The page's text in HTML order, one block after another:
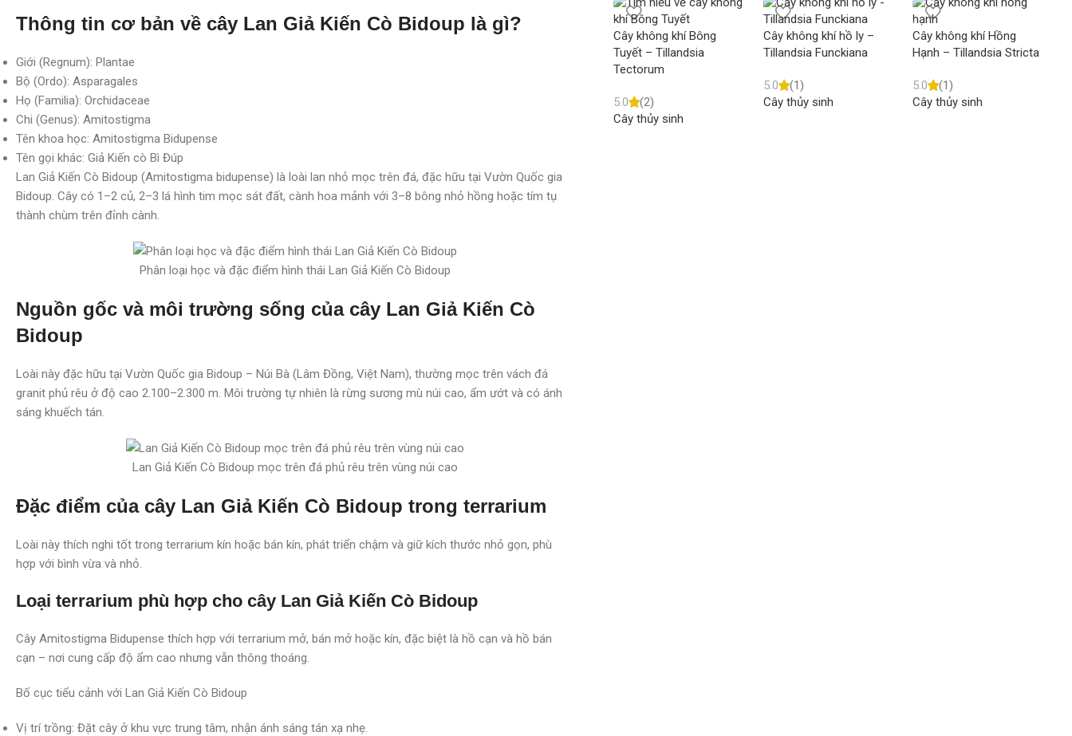
Thông tin cơ bản về cây Lan Giả Kiến Cò Bidoup là gì?
Giới (Regnum): Plantae
Bộ (Ordo): Asparagales
Họ (Familia): Orchidaceae
Chi (Genus): Amitostigma
Tên khoa học: Amitostigma Bidupense
Tên gọi khác: Giả Kiến cò Bì Đúp
Lan Giả Kiến Cò Bidoup (Amitostigma bidupense) là loài lan nhỏ mọc trên đá, đặc hữu tại Vườn Quốc gia
Bidoup. Cây có 1–2 củ, 2–3 lá hình tim mọc sát đất, cành hoa mảnh với 3–8 bông nhỏ hồng hoặc tím tụ
thành chùm trên đỉnh cành.
Phân loại học và đặc điểm hình thái Lan Giả Kiến Cò Bidoup
Nguồn gốc và môi trường sống của cây Lan Giả Kiến Cò
Bidoup
Loài này đặc hữu tại Vườn Quốc gia Bidoup – Núi Bà (Lâm Đồng, Việt Nam), thường mọc trên vách đá
granit phủ rêu ở độ cao 2.100–2.300 m. Môi trường tự nhiên là rừng sương mù núi cao, ẩm ướt và có ánh
sáng khuếch tán.
Lan Giả Kiến Cò Bidoup mọc trên đá phủ rêu trên vùng núi cao
Đặc điểm của cây Lan Giả Kiến Cò Bidoup trong terrarium
Loài này thích nghi tốt trong terrarium kín hoặc bán kín, phát triển chậm và giữ kích thước nhỏ gọn, phù
hợp với bình vừa và nhỏ.
Loại terrarium phù hợp cho cây Lan Giả Kiến Cò Bidoup
Cây Amitostigma Bidupense thích hợp với terrarium mở, bán mở hoặc kín, đặc biệt là hồ cạn và hồ bán
cạn – nơi cung cấp độ ẩm cao nhưng vẫn thông thoáng.
Bố cục tiểu cảnh với Lan Giả Kiến Cò Bidoup
Vị trí trồng: Đặt cây ở khu vực trung tâm, nhận ánh sáng tán xạ nhẹ.
Cây không khí Bông
Tuyết – Tillandsia
Tectorum
5.0
(2)
Cây thủy sinh
Cây không khí hồ ly –
Tillandsia Funckiana
5.0
(1)
Cây thủy sinh
Cây không khí Hồng
Hạnh – Tillandsia Stricta
5.0
(1)
Cây thủy sinh